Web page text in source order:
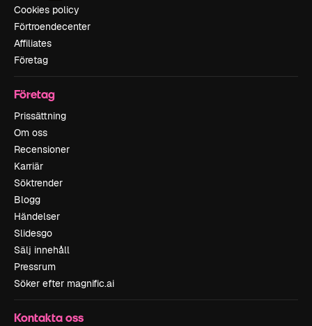
Cookies policy
Förtroendecenter
Affiliates
Företag
Företag
Prissättning
Om oss
Recensioner
Karriär
Söktrender
Blogg
Händelser
Slidesgo
Sälj innehåll
Pressrum
Söker efter magnific.ai
Kontakta oss